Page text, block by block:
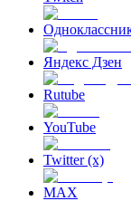
Яндекс Дзен
Rutube
YouTube
Twitter (x)
MAX